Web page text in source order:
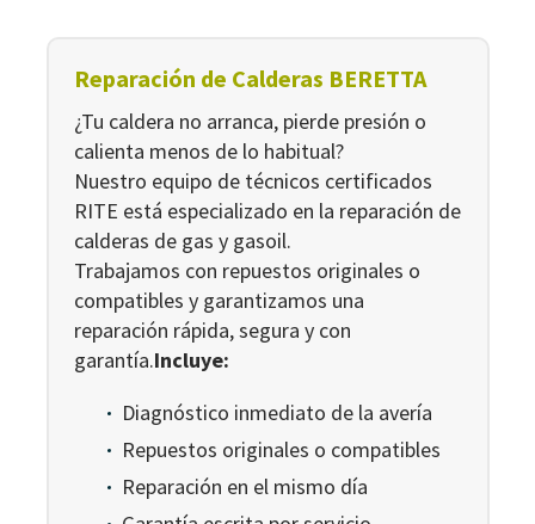
Reparación de Calderas BERETTA
¿Tu caldera no arranca, pierde presión o
calienta menos de lo habitual?
Nuestro equipo de técnicos certificados
RITE está especializado en la reparación de
calderas de gas y gasoil.
Trabajamos con repuestos originales o
compatibles y garantizamos una
reparación rápida, segura y con
garantía.Incluye:
Diagnóstico inmediato de la avería
Repuestos originales o compatibles
Reparación en el mismo día